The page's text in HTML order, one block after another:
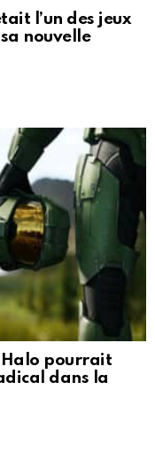
l’un des jeux
sa nouvelle
Halo pourrait
dans la